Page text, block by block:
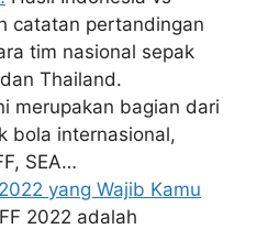
catatan pertandingan
tim nasional sepak
Thailand.
merupakan bagian dari
bola internasional,
SEA…
yang Wajib Kamu
2022 adalah